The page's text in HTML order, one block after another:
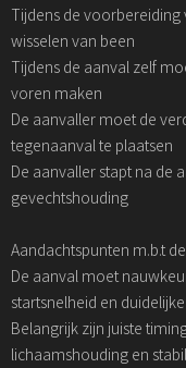
Tijdens de
wisselen van been
Tijdens de aanval zelf
voren maken
De aanvaller moet de
tegenaanval te plaatsen
De aanvaller stapt na de
gevechtshouding
Aandachtspunten m.b.t
De aanval moet
startsnelheid en
Belangrijk zijn juiste
lichaamshouding en